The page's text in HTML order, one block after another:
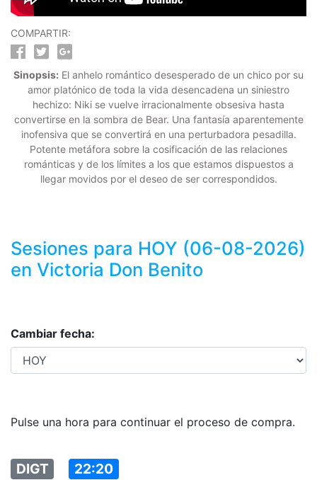
COMPARTIR:
Sinopsis: El anhelo romántico desesperado de un chico por su
amor platónico de toda la vida desencadena un siniestro
hechizo: Niki se vuelve irracionalmente obsesiva hasta
convertirse en la sombra de Bear. Una fantasía aparentemente
inofensiva que se convertirá en una perturbadora pesadilla.
Potente metáfora sobre la cosificación de las relaciones
románticas y de los límites a los que estamos dispuestos a
llegar movidos por el deseo de ser correspondidos.
Sesiones para HOY (06-08-2026)
en Victoria Don Benito
Cambiar fecha:
Pulse una hora para continuar el proceso de compra.
DIGT 22:20